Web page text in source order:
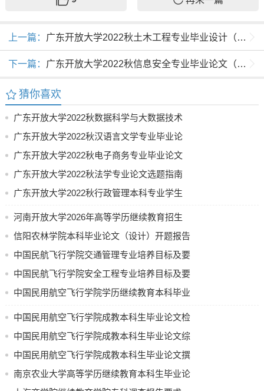
上一篇： 广东开放大学2022秋土木工程专业毕业设计（论文）选题指导
下一篇： 广东开放大学2022秋信息安全专业毕业论文（设计）选题指南
猜你喜欢
广东开放大学2022秋数据科学与大数据技术
专业毕业论文 (设计)选题指南
广东开放大学2022秋汉语言文学专业毕业论
文选题（范围）指南及写作要求
广东开放大学2022秋电子商务专业毕业论文
选题指南
广东开放大学2022秋法学专业论文选题指南
（二）
广东开放大学2022秋行政管理本科专业学生
毕业论文选题指南
河南开放大学2026年高等学历继续教育招生
计划公示
信阳农林学院本科毕业论文（设计）开题报告
中国民航飞行学院交通管理专业培养目标及要
求（节选）
中国民航飞行学院安全工程专业培养目标及要
求
中国民用航空飞行学院学历继续教育本科毕业
论文（设计）使用 AI 工具的规定（试行）
中国民用航空飞行学院成教本科生毕业论文检
测要求
中国民用航空飞行学院成教本科生毕业论文综
合成绩评定办法
中国民用航空飞行学院成教本科生毕业论文撰
写和答辩流程
南京农业大学高等学历继续教育本科生毕业论